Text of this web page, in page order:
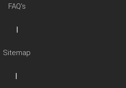
FAQ's
|
Sitemap
|